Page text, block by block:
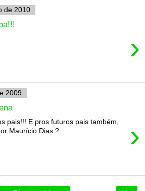
de 2010
›
2009
›
pais!!! E pros futuros pais também,
Maurício Dias ?